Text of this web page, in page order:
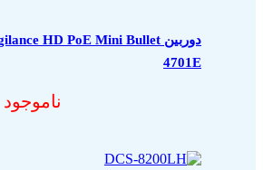
4701E
ناموجود